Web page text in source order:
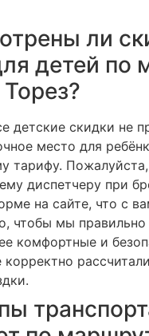
ли
детей по
детские скидки не
место для
тарифу. Пожалуйста,
диспетчеру при
на сайте, что с
чтобы мы правильно
комфортные и
корректно